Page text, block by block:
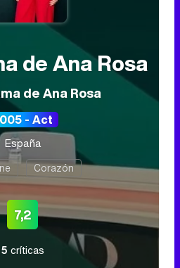
de Ana Rosa
de Ana Rosa
- Act
España
Corazón
7,2
5 críticas